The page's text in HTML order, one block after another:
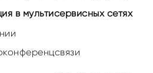
в мультисервисных сетях